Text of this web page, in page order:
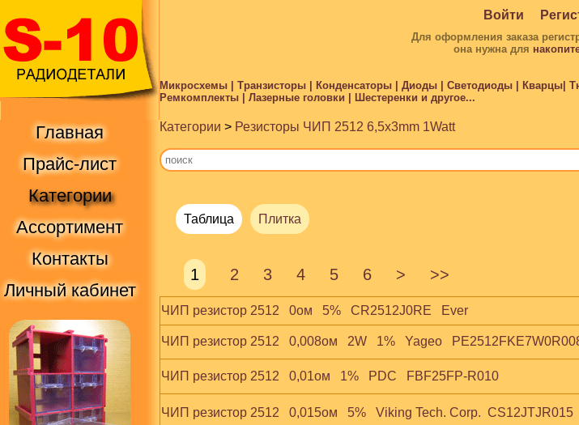
Войти
Для оформления заказа
она нужна для
Микросхемы | Транзисторы | Конденсаторы | Диоды | Светодиоды | Кварцы|
Ремкомплекты | Лазерные головки | Шестеренки и другое...
Главная
Прайс-лист
Категории
Ассортимент
Контакты
Личный кабинет
Категории > Резисторы ЧИП 2512 6,5x3mm 1Watt
Таблица Плитка
1 2 3 4 5 6 > >>
ЧИП резистор 2512   0ом   5%   CR2512J0RE   Ever
ЧИП резистор 2512   0,008ом   2W   1%   Yageo
ЧИП резистор 2512   0,01ом   1%   PDC   FBF25FP-R010
ЧИП резистор 2512   0,015ом   5%   Viking Tech. Corp.  CS12JTJR015